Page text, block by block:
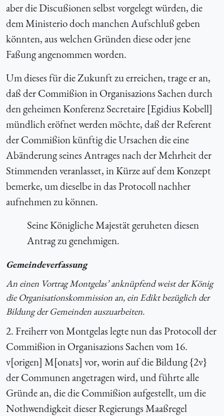
aber die Discußionen selbst vorgelegt würden, die
dem Ministerio doch manchen Aufschluß geben
könnten, aus welchen Gründen diese oder jene
Faßung angenommen worden.
Um dieses für die Zukunft zu erreichen, trage er an,
daß der Commißion in Organisazions Sachen durch
den geheimen Konferenz Secretaire [Egidius Kobell]
mündlich eröfnet werden möchte, daß der Referent
der Commißion künftig die Ursachen die eine
Abänderung seines Antrages nach der Mehrheit der
Stimmenden veranlasset, in Kürze auf dem Konzept
bemerke, um dieselbe in das Protocoll nachher
aufnehmen zu können.
Seine Königliche Majestät geruheten diesen
Antrag zu genehmigen.
Gemeindeverfassung
An einen Vortrag Montgelas’ anknüpfend weist der König
die Organisationskommission an, ein Edikt bezüglich der
Bildung der Gemeinden auszuarbeiten.
2. Freiherr von Montgelas legte nun das Protocoll der
Commißion in Organisazions Sachen vom 16.
v[origen] M[onats] vor, worin auf die Bildung {2v}
der Communen angetragen wird, und führte alle
Gründe an, die die Commißion aufgestellt, um die
Nothwendigkeit dieser Regierungs Maaßregel